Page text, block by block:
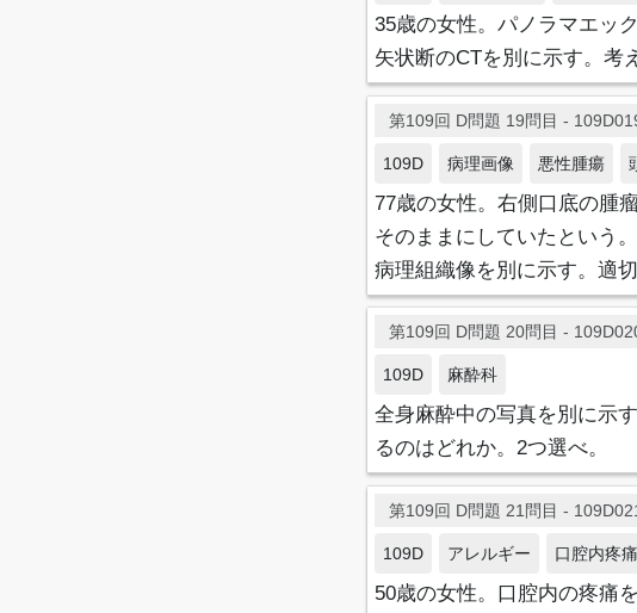
35歳の女性。パノラマエッ
矢状断のCTを別に示す。考
第109回 D問題 19問目 -
109D 病理画像 悪性腫瘍
77歳の女性。右側口底の腫
そのままにしていたという
病理組織像を別に示す。適
第109回 D問題 20問目 -
109D 麻酔科
全身麻酔中の写真を別に示
るのはどれか。2つ選べ。
第109回 D問題 21問目 -
109D アレルギー 口腔内疼痛
50歳の女性。口腔内の疼痛